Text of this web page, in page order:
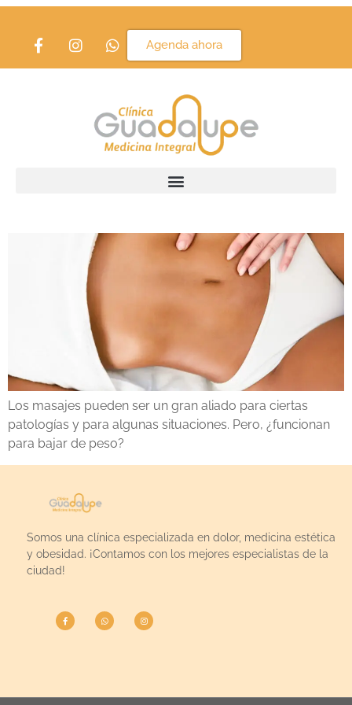
Agenda ahora
Etiqueta:bajar de
peso
Masajes, ¿funcionan para
bajar de peso?
Los masajes pueden ser un gran aliado para ciertas
patologías y para algunas situaciones. Pero, ¿funcionan
para bajar de peso?
Somos una clínica especializada en dolor, medicina estética
y obesidad. ¡Contamos con los mejores especialistas de la
ciudad!